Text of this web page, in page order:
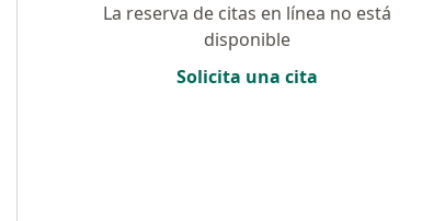
La reserva de citas en línea no está
disponible
Solicita una cita